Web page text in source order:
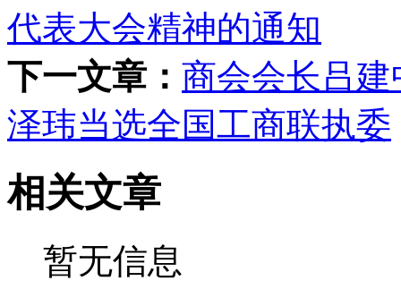
代表大会精神的通知
下一文章： 商会会长吕
泽玮当选全国工商联执委
相关文章
暂无信息